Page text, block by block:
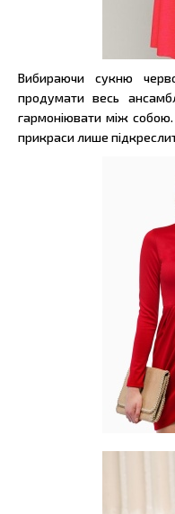
Вибираючи сукню
продумати весь
гармоніювати між собою.
прикраси лише